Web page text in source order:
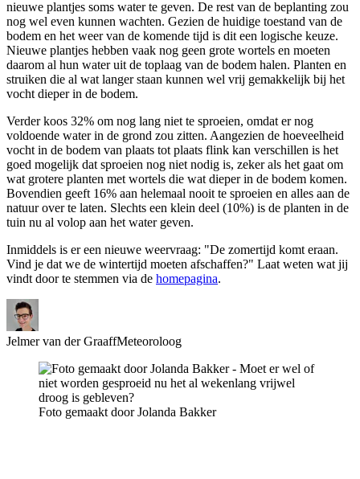
nieuwe plantjes soms water te geven. De rest van de beplanting zou
nog wel even kunnen wachten. Gezien de huidige toestand van de
bodem en het weer van de komende tijd is dit een logische keuze.
Nieuwe plantjes hebben vaak nog geen grote wortels en moeten
daarom al hun water uit de toplaag van de bodem halen. Planten en
struiken die al wat langer staan kunnen wel vrij gemakkelijk bij het
vocht dieper in de bodem.
Verder koos 32% om nog lang niet te sproeien, omdat er nog
voldoende water in de grond zou zitten. Aangezien de hoeveelheid
vocht in de bodem van plaats tot plaats flink kan verschillen is het
goed mogelijk dat sproeien nog niet nodig is, zeker als het gaat om
wat grotere planten met wortels die wat dieper in de bodem komen.
Bovendien geeft 16% aan helemaal nooit te sproeien en alles aan de
natuur over te laten. Slechts een klein deel (10%) is de planten in de
tuin nu al volop aan het water geven.
Inmiddels is er een nieuwe weervraag: "De zomertijd komt eraan.
Vind je dat we de wintertijd moeten afschaffen?" Laat weten wat jij
vindt door te stemmen via de homepagina.
Jelmer van der GraaffMeteoroloog
Foto gemaakt door Jolanda Bakker